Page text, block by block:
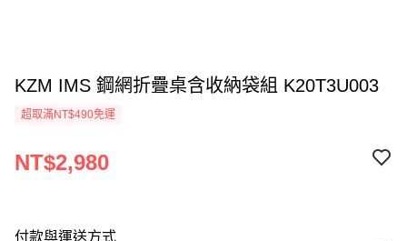
KZM IMS 鋼網折疊桌含收納袋組 K20T3U003
超取滿NT$490免運
NT$2,980
付款與運送方式